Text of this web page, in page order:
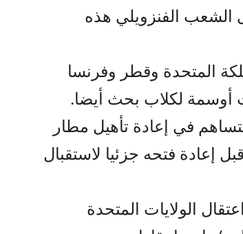
الشعب الفنزويلي هذه
المتحدة وقطر وفرنسا
أوسمة لكلاب بحث أيضا.
في إعادة تأهيل مطار
إعادة فتحه جزئيا لاستقبال
الولايات المتحدة